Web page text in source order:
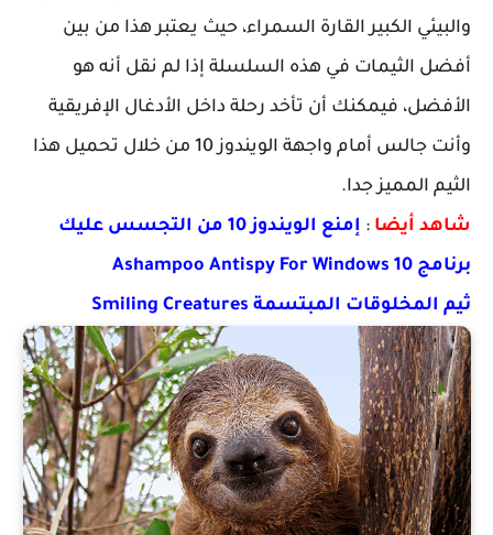
والبيئي الكبير القارة السمراء، حيث يعتبر هذا من بين
أفضل الثيمات في هذه السلسلة إذا لم نقل أنه هو
الأفضل، فيمكنك أن تأخد رحلة داخل الأدغال الإفريقية
وأنت جالس أمام واجهة الويندوز 10 من خلال تحميل هذا
الثيم المميز جدا.
شاهد أيضا :
إمنع الويندوز 10 من التجسس عليك
برنامج Ashampoo Antispy For Windows 10
ثيم المخلوقات المبتسمة Smiling Creatures